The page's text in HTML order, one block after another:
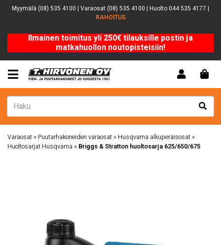
Myymälä (08) 535 4100 | Varaosat (08) 535 4100 | Huolto 044 535 4177 |
RAHOITUS
Ilmainen toimitus yli 250€ tilauksille postin ja
matkahuollon noutopisteisiin!
Varaosat » Puutarhakoneiden varaosat » Husqvarna alkuperäisosat »
Huoltosarjat Husqvarna » Briggs & Stratton huoltosarja 625/650/675